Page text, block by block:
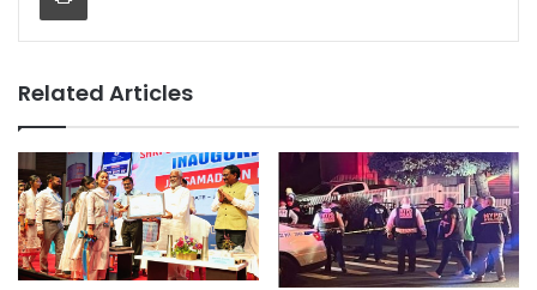
Related Articles